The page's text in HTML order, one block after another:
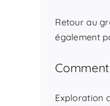
Retour au
également
Exploration